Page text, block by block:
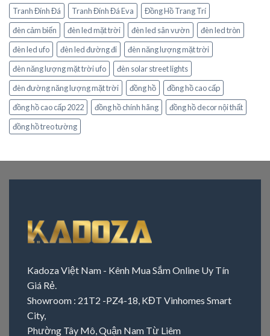
Tranh Đính Đá
Tranh Đính Đá Eva
Đồng Hồ Trang Trí
đèn cảm biến
đèn led mặt trời đèn led sân vườn
đèn led tròn
đèn led ufo
đèn led đường đi
đèn năng lượng mặt trời
đèn năng lượng mặt trời ufo
đèn solar street lights
đèn đường năng lượng mặt trời
đồng hồ
đồng hồ cao cấp
đồng hồ cao cấp 2022
đồng hồ chính hãng
đồng hồ decor nội thất
đồng hồ treo tường
Kadoza Việt Nam - Kênh Mua Sắm Online Uy Tín
Giá Rẻ.
Showroom : 21T2 -PZ4-18, KĐT Vinhomes Smart
City,
Phường Tây Mô, Quận Nam Từ Liêm